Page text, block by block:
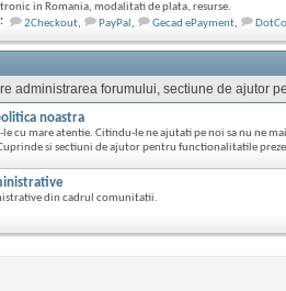
in Romania, modalitati de plata, resurse.
2Checkout, PayPal , Gecad ePayment,
administrarea forumului, sectiune de ajutor
noastra
le cu mare atentie. Citindu-le ne ajutati pe noi sa nu ne
si sectiuni de ajutor pentru functionalitatile
din cadrul comunitatii.